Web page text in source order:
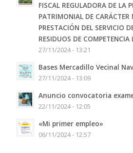
FISCAL REGULADORA DE LA
PATRIMONIAL DE
PRESTACIÓN DEL SERVICIO
RESIDUOS DE COMPETENCIA
27/11/2024 - 13:21
Bases Mercadillo Vecinal
27/11/2024 - 13:09
Anuncio convocatoria
22/11/2024 - 12:05
«Mi primer empleo»
06/11/2024 - 12:57